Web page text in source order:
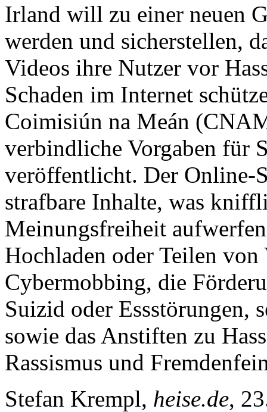
Irland will zu einer neuen
werden und sicherstellen,
Videos ihre Nutzer vor
Schaden im Internet
Coimisiún na Meán
verbindliche Vorgaben für
veröffentlicht. Der Online-
strafbare Inhalte, was
Meinungsfreiheit
Hochladen oder Teilen
Cybermobbing, die
Suizid oder Essstörungen,
sowie das Anstiften zu
Rassismus und
Stefan Krempl, heise.de,